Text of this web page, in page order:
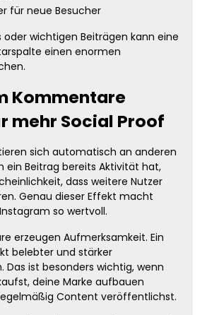
für neue Besucher
oder wichtigen Beiträgen kann eine
einen enormen
Kommentare
mehr Social Proof
sich automatisch an anderen
ein Beitrag bereits Aktivität hat,
dass weitere Nutzer
Genau dieser Effekt macht
so wertvoll.
erzeugen Aufmerksamkeit. Ein
belebter und stärker
Das ist besonders wichtig, wenn
deine Marke aufbauen
Content veröffentlichst.